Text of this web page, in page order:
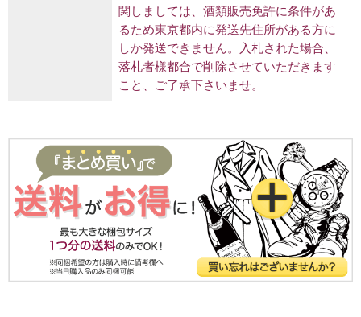
関しましては、酒類販売免許に条件があ
るため東京都内に発送先住所がある方に
しか発送できません。入札された場合、
落札者様都合で削除させていただきます
こと、ご了承下さいませ。